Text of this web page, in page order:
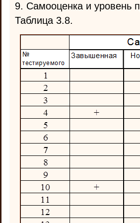
9. Самооценка и уровень
Таблица 3.8.